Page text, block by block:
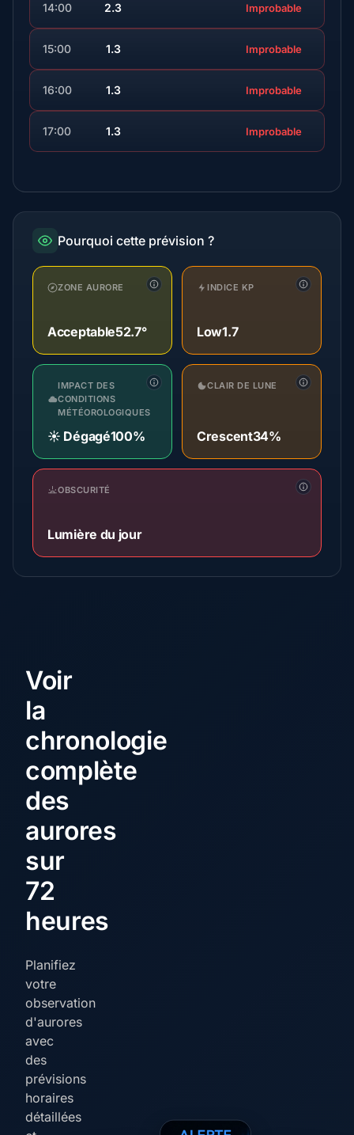
14:00 2.3 Improbable
15:00 1.3 Improbable
16:00 1.3 Improbable
17:00 1.3 Improbable
Pourquoi cette prévision ?
ZONE AURORE
Acceptable52.7°
INDICE KP
Low1.7
IMPACT DES
CONDITIONS
MÉTÉOROLOGIQUES
☀️ Dégagé100%
CLAIR DE LUNE
Crescent34%
OBSCURITÉ
Lumière du jour
Voir
la
chronologie
complète
des
aurores
sur
72
heures
Planifiez
votre
observation
d'aurores
avec
des
prévisions
horaires
détaillées